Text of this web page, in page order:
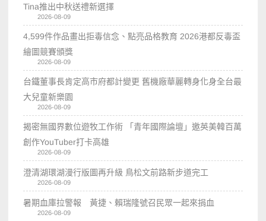
Tina推出中秋送禮新選擇
2026-08-09
4,599件作品畫出拒毒信念、點亮品格教育 2026港都反毒盃
繪圖競賽頒獎
2026-08-09
台鐵董事長肯定高市府都計變更 舊機廠華麗轉身化身全台最
大兒童新樂園
2026-08-09
揭密無國界數位遊牧工作術 「青年國際論壇」邀英美韓百萬
創作YouTuber打卡高雄
2026-08-09
澄清湖環湖漫行版圖再升級 鳥松文前路新步道完工
2026-08-09
暑期血庫拉警報 黃捷、賴瑞隆號召民眾一起來捐血
2026-08-09